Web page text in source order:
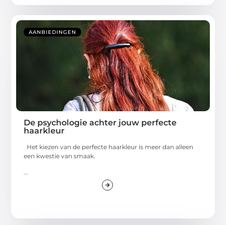
AANBIEDINGEN
De psychologie achter jouw perfecte
haarkleur
Het kiezen van de perfecte haarkleur is meer dan alleen
een kwestie van smaak.
...